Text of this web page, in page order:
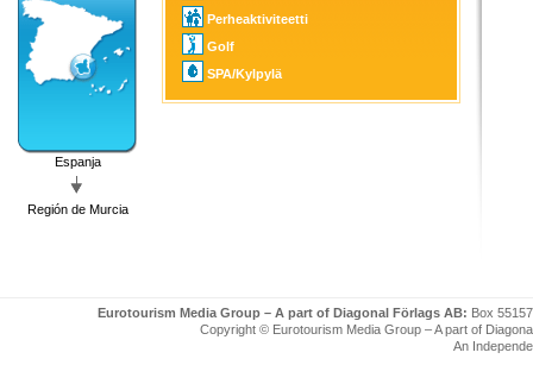
Espanja
Región de Murcia
Perheaktiviteetti
Golf
SPA/Kylpylä
Eurotourism Media Group – A part of Diagonal Förlags AB: Box
Copyright © Eurotourism Media Group – A part of
An